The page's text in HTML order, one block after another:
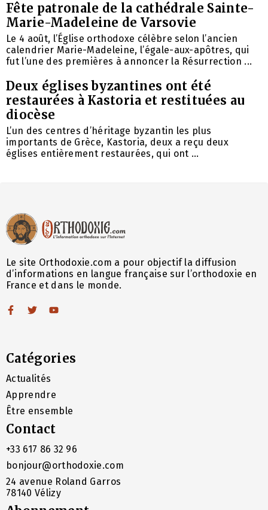
Fête patronale de la cathédrale Sainte-
Marie-Madeleine de Varsovie
Le 4 août, l’Église orthodoxe célèbre selon l’ancien
calendrier Marie-Madeleine, l’égale-aux-apôtres, qui
fut l’une des premières à annoncer la Résurrection ...
Deux églises byzantines ont été
restaurées à Kastoria et restituées au
diocèse
L’un des centres d’héritage byzantin les plus
importants de Grèce, Kastoria, deux a reçu deux
églises entièrement restaurées, qui ont ...
Le site Orthodoxie.com a pour objectif la diffusion
d’informations en langue française sur l’orthodoxie en
France et dans le monde.
Catégories
Actualités
Apprendre
Être ensemble
Contact
+33 617 86 32 96
bonjour@orthodoxie.com
24 avenue Roland Garros
78140 Vélizy